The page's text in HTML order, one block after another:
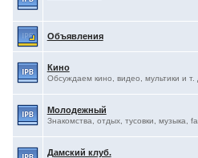
Объявления
Кино
Обсуждаем кино, видео, мультики и т.
Молодежный
Знакомства, отдых, тусовки, музыка,
Дамский клуб.